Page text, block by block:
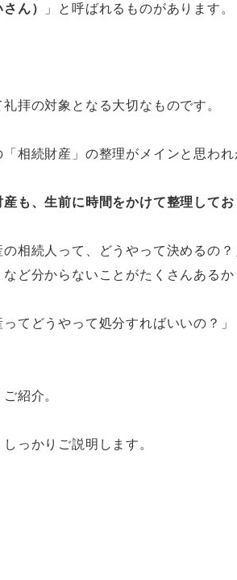
ん） 」と呼ばれるものがあります。
拝の対象となる大切なものです。
相続財産」の整理がメインと思われ
も、生前に時間をかけて整理してお
相続人って、どうやって決めるの
ど分からないことがたくさんあるか
てどうやって処分すればいいの？
紹介。
っかりご説明します。